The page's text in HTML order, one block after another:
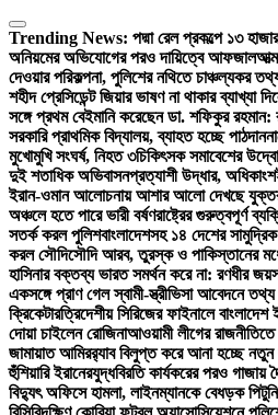
Skip
to
content
Trending News: পদ্মা রেল প্রকল্পে ১৩
অনিয়মের অভিযোগের পরও দায়িত্বে আফজাল
দেওয়ার পরিকল্পনা, পুলিশের নথিতে চাঞ্চল্যকর
শহীদ প্রেসিডেন্ট জিয়ার ভাষণ না থাকার ব্যাখ্যা
সঙ্গে প্রথম বেইমানি করেছেন ডা. শফিকুর রহমান:
সরকারি প্রাথমিক বিদ্যালয়, ব্যাহত হচ্ছে পাঠদান
মুখোমুখি সংঘর্ষ, নিহত ৩চিকিৎসক সমাবেশের
দুই শতাধিক অভিবাসনপ্রত্যাশী উদ্ধার,
ইরান-ওমান আলোচনায় আশার আলো দেখছে
অঞ্চলে হতে পারে ভারী বর্ষণরাষ্ট্রের গুরুত্বপূর্ণ
সতর্ক করল পুলিশবাংলাদেশসহ ১৪ দেশের
করল সৌদিসৌদি আরব, তুরস্ক ও পাকিস্তানের
হাসিনার বক্তব্য ভারত সমর্থন করে না: রণধীর
একসঙ্গে প্রাণ গেল স্বামী-স্ত্রীভিসা আবেদনে তথ্য
ক্রিকেটারত্রিদেশীয় সিরিজের ফাইনালে বাংলাদেশ
দোয়া চাইলেন রোজিনাআওয়ামী লীগের
জামায়াত আমিরর‍্যাব বিলুপ্ত করে আনা হচ্ছে নতুন
হুঁশিয়ারি ইরানেরযুদ্ধবিরতি কার্যকরের পরও গাজায়
বিদ্যুৎ অফিসে হামলা, লাইনম্যানকে বেধড়ক পিটুনি